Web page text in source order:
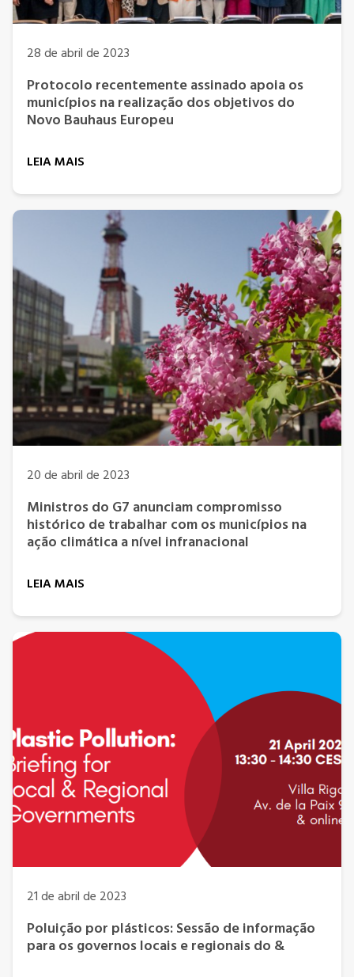
28 de abril de 2023
Protocolo recentemente assinado apoia os
municípios na realização dos objetivos do
Novo Bauhaus Europeu
LEIA MAIS
20 de abril de 2023
Ministros do G7 anunciam compromisso
histórico de trabalhar com os municípios na
ação climática a nível infranacional
LEIA MAIS
21 de abril de 2023
Poluição por plásticos: Sessão de informação
para os governos locais e regionais do &